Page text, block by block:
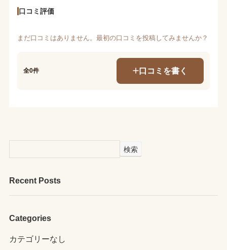
口コミ評価
まだ口コミはありません。最初の口コミを投稿してみませんか？
全0件 口コミを書く
検索
Recent Posts
Categories
カテゴリーなし